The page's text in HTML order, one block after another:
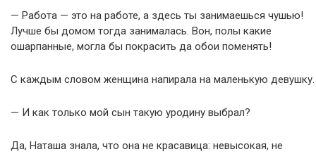
— Работа — это на работе, а здесь ты занимаешься чушью!
Лучше бы домом тогда занималась. Вон, полы какие
ошарпанные, могла бы покрасить да обои поменять!
С каждым словом женщина напирала на маленькую девушку.
— И как только мой сын такую уродину выбрал?
Да, Наташа знала, что она не красавица: невысокая, не